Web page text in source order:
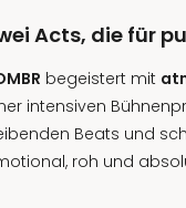
Acts, die für
begeistert mit
intensiven
Beats und
roh und